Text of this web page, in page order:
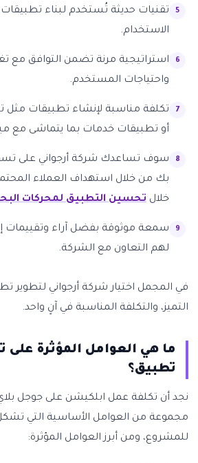
تقنيات حديثة تُستخدم لبناء
الاستخدام.
استراتيجية مرنة تضمن التوافق مع
واحتياجات المستخدم.
تكلفة مناسبة لإنشاء تطبيقات مثل
أو تطبيقات خدمات بما يتماشى مع
سوف تساعدك شركة أرجواني على
بك من خلال استهداف العملاء
خلال تحسين التطبيق لمحركات
سمعة موثوقة بفضل آراء وتقييمات
لهم التعاون مع الشركة.
في المجمل اختيار شركة أرجواني لتطوير
التميز، والتكلفة المناسبة في آنٍ واحد.
ما هي العوامل المؤثرة على
تطبيق؟
نجد أن تكلفة عمل ابلكيشن على جوجل
مجموعة من العوامل الأساسية التي تشكل
للمشروع، ومن أبرز العوامل المؤثرة: